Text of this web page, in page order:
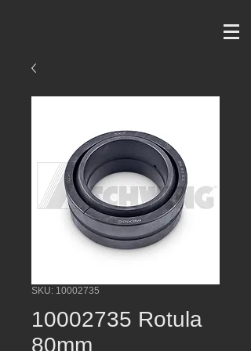
SKU: 10002735
10002735 Rotula
80mm